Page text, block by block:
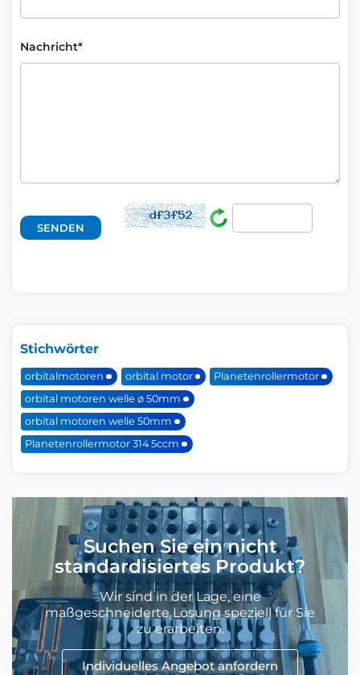
Nachricht*
Stichwörter
orbitalmotoren orbital motor
Planetenrollermotor
orbital motoren welle ø 50mm
orbital motoren welle 50mm
Planetenrollermotor 314 5ccm
Suchen Sie ein nicht
standardisiertes Produkt?
Wir sind in der Lage, eine
maßgeschneiderte Lösung speziell für Sie
zu erarbeiten.
Individuelles Angebot anfordern